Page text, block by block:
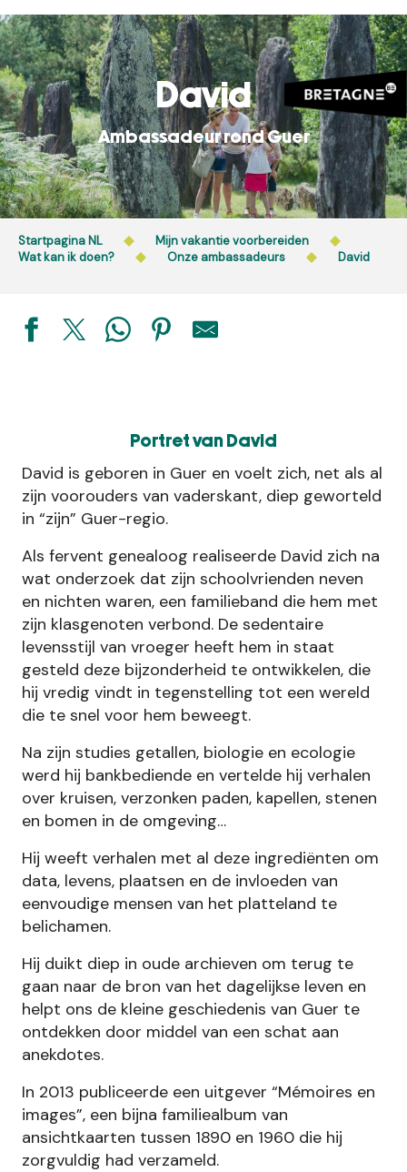
Aller
au
contenu
principal
David
Ambassadeur rond Guer
Startpagina NL
Mijn vakantie voorbereiden
Wat kan ik doen?
Onze ambassadeurs David
Portret van David
David is geboren in Guer en voelt zich, net als al
zijn voorouders van vaderskant, diep geworteld
in “zijn” Guer-regio.
Als fervent genealoog realiseerde David zich na
wat onderzoek dat zijn schoolvrienden neven
en nichten waren, een familieband die hem met
zijn klasgenoten verbond. De sedentaire
levensstijl van vroeger heeft hem in staat
gesteld deze bijzonderheid te ontwikkelen, die
hij vredig vindt in tegenstelling tot een wereld
die te snel voor hem beweegt.
Na zijn studies getallen, biologie en ecologie
werd hij bankbediende en vertelde hij verhalen
over kruisen, verzonken paden, kapellen, stenen
en bomen in de omgeving…
Hij weeft verhalen met al deze ingrediënten om
data, levens, plaatsen en de invloeden van
eenvoudige mensen van het platteland te
belichamen.
Hij duikt diep in oude archieven om terug te
gaan naar de bron van het dagelijkse leven en
helpt ons de kleine geschiedenis van Guer te
ontdekken door middel van een schat aan
anekdotes.
In 2013 publiceerde een uitgever “Mémoires en
images”, een bijna familiealbum van
ansichtkaarten tussen 1890 en 1960 die hij
zorgvuldig had verzameld.